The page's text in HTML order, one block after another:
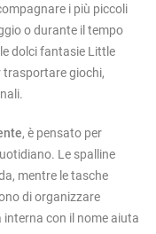
i più piccoli
o durante il tempo
dolci fantasie Little
trasportare giochi,
, è pensato per
Le spalline
mentre le tasche
di organizzare
con il nome aiuta